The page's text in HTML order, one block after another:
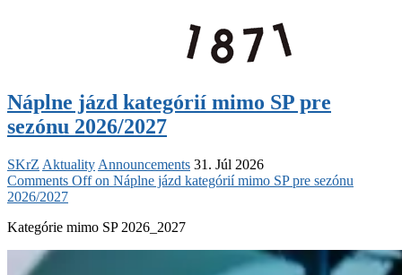
Náplne jázd kategórií mimo SP pre
sezónu 2026/2027
SKrZ Aktuality Announcements 31. Júl 2026
Comments Offon Náplne jázd kategórií mimo SP pre sezónu
2026/2027
Kategórie mimo SP 2026_2027